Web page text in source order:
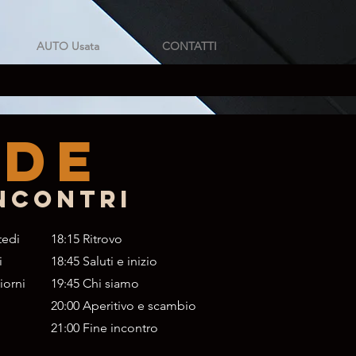
AUTO Usata CONTATTI
18:15 Ritrovo
18:45 Saluti e inizio
19:45 Chi siamo
20:00 Aperitivo e scambio
21:00 Fine incontro